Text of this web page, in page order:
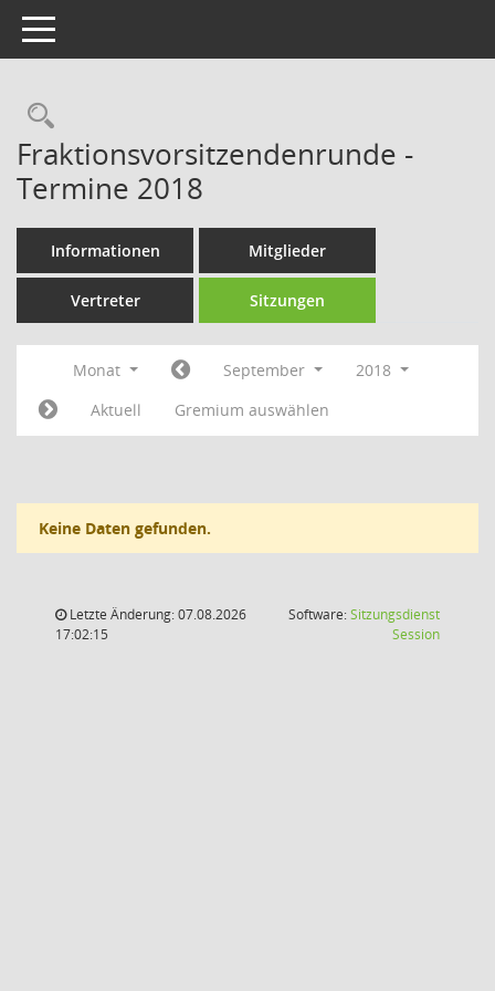
Toggle navigation
Rechercheauswahl
Fraktionsvorsitzendenrunde -
Termine 2018
Informationen Mitglieder
Vertreter Sitzungen
Monat September
2018
Aktuell
Gremium auswählen
Keine Daten gefunden.
Letzte Änderung: 07.08.2026
17:02:15
Software:Sitzungsdienst
Session(Wird in